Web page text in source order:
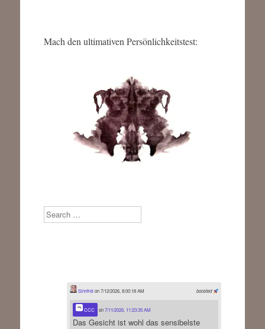
Mach den ultimativen Persönlichkeitstest:
Search
boosted
Sinnfreion 7/12/2026, 8:00:18 AM
CCC on7/11/2026, 11:23:35 AM
Das Gesicht ist wohl das sensibelste